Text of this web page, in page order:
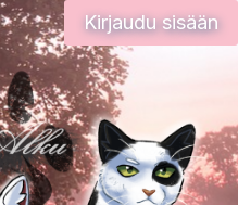
Kirjaudu sisään